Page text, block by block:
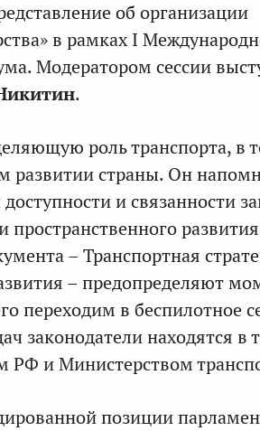
об организации
в рамках I
Модератором сессии
.
роль транспорта, в
развитии страны. Он
и связанности
пространственного
– Транспортная
– предопределяют
переходим в беспилотное
законодатели находятся в
РФ и Министерством
позиции